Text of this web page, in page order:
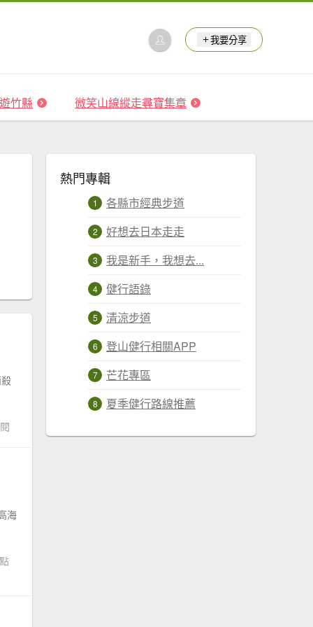
我要分享
竹縣 微笑山線縱走尋寶集章
海
熱門專輯
各縣市經典步道
好想去日本走走
我是新手，我想去...
健行語錄
清涼步道
登山健行相關APP
芒花專區
夏季健行路線推薦